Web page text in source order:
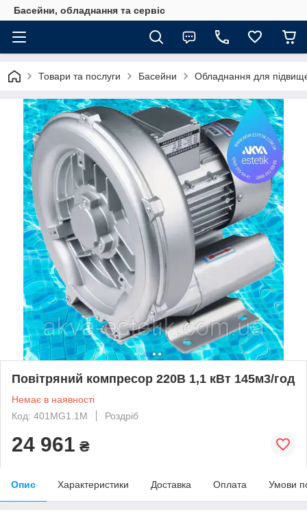
Басейни, обладнання та сервіс
Товари та послуги Басейни Обладнання для
Повітряний компресор 220В 1,1 кВт 145м3/год
Немає в наявності
Код: 401MG1.1M
Роздріб
24 961 ₴
Опис Характеристики Доставка Оплата Умови